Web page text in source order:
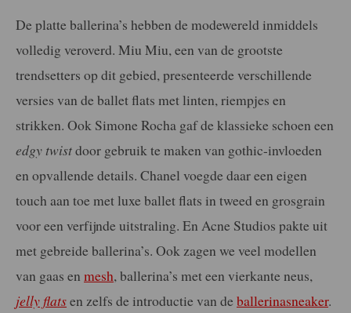
De platte ballerina’s hebben de modewereld inmiddels
volledig veroverd. Miu Miu, een van de grootste
trendsetters op dit gebied, presenteerde verschillende
versies van de ballet flats met linten, riempjes en
strikken. Ook Simone Rocha gaf de klassieke schoen een
edgy twistdoor gebruik te maken van gothic-invloeden
en opvallende details. Chanel voegde daar een eigen
touch aan toe met luxe ballet flats in tweed en grosgrain
voor een verfijnde uitstraling. En Acne Studios pakte uit
met gebreide ballerina’s. Ook zagen we veel modellen
van gaas en mesh, ballerina’s met een vierkante neus,
jelly flatsen zelfs de introductie van de ballerinasneaker.